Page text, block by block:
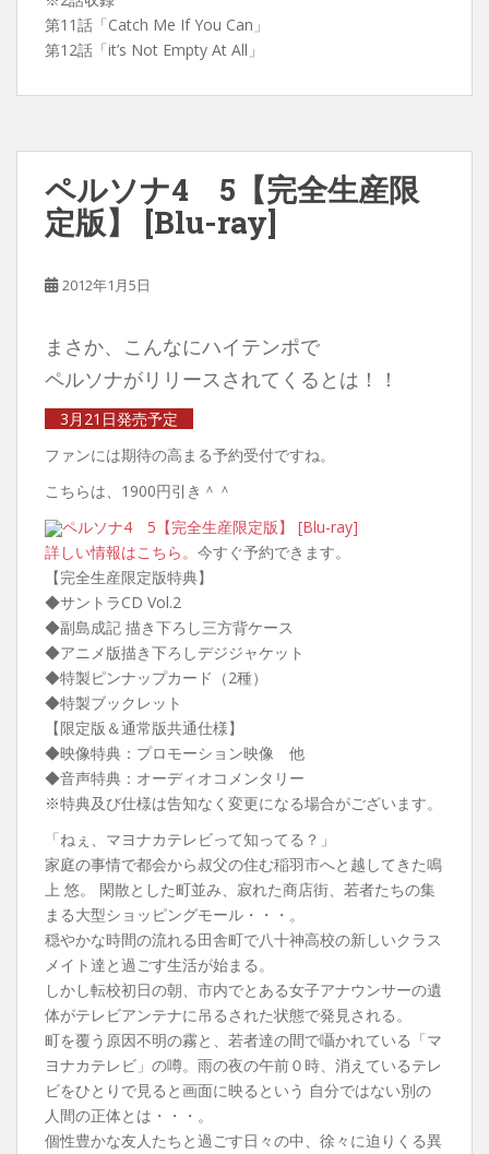
第11話「Catch Me If You Can」
第12話「it’s Not Empty At All」
ペルソナ4 5【完全生産限
定版】 [Blu-ray]
2012年1月5日
まさか、こんなにハイテンポで
ペルソナがリリースされてくるとは！！
3月21日発売予定
ファンには期待の高まる予約受付ですね。
こちらは、1900円引き＾＾
ペルソナ4 5【完全生産限定版】 [Blu-ray]
詳しい情報はこちら。 今すぐ予約できます。
【完全生産限定版特典】
◆サントラCD Vol.2
◆副島成記 描き下ろし三方背ケース
◆アニメ版描き下ろしデジジャケット
◆特製ピンナップカード（2種）
◆特製ブックレット
【限定版＆通常版共通仕様】
◆映像特典：プロモーション映像 他
◆音声特典：オーディオコメンタリー
※特典及び仕様は告知なく変更になる場合がございます。
「ねぇ、マヨナカテレビって知ってる？」
家庭の事情で都会から叔父の住む稲羽市へと越してきた鳴
上 悠。 閑散とした町並み、寂れた商店街、若者たちの集
まる大型ショッピングモール・・・。
穏やかな時間の流れる田舎町で八十神高校の新しいクラス
メイト達と過ごす生活が始まる。
しかし転校初日の朝、市内でとある女子アナウンサーの遺
体がテレビアンテナに吊るされた状態で発見される。
町を覆う原因不明の霧と、若者達の間で囁かれている「マ
ヨナカテレビ」の噂。雨の夜の午前０時、消えているテレ
ビをひとりで見ると画面に映るという 自分ではない別の
人間の正体とは・・・。
個性豊かな友人たちと過ごす日々の中、徐々に迫りくる異